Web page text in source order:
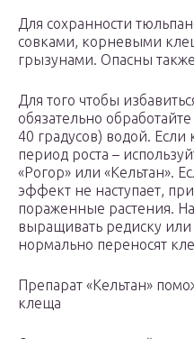
Для сохранности
совками, корневыми
грызунами. Опасны
Для того чтобы
обязательно
40 градусов) водой.
период роста –
«Рогор» или «Кельтан».
эффект не наступает,
пораженные растения.
выращивать редиску
нормально переносят
Препарат «Кельтан»
клеща